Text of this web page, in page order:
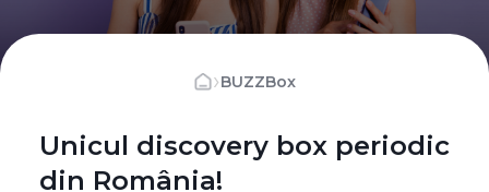
›BUZZBox
Unicul discovery box periodic
din România!